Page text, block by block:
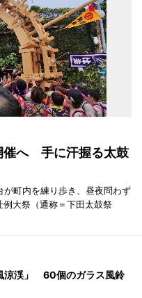
催へ 手に汗握る太鼓
町内を練り歩き、昼夜問わず
大祭（通称＝下田太鼓祭
涼渓」 60個のガラス風鈴